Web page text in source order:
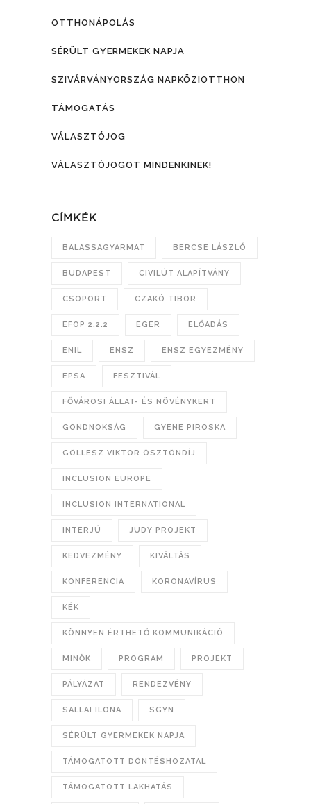
OTTHONÁPOLÁS
SÉRÜLT GYERMEKEK NAPJA
SZIVÁRVÁNYORSZÁG NAPKÖZIOTTHON
TÁMOGATÁS
VÁLASZTÓJOG
VÁLASZTÓJOGOT MINDENKINEK!
CÍMKÉK
BALASSAGYARMAT BERCSE LÁSZLÓ
BUDAPEST CIVILÚT ALAPÍTVÁNY
CSOPORT CZAKÓ TIBOR
EFOP 2.2.2 EGER ELŐADÁS
ENIL ENSZ ENSZ EGYEZMÉNY
EPSA FESZTIVÁL
FŐVÁROSI ÁLLAT- ÉS NÖVÉNYKERT
GONDNOKSÁG GYENE PIROSKA
GÖLLESZ VIKTOR ÖSZTÖNDÍJ
INCLUSION EUROPE
INCLUSION INTERNATIONAL
INTERJÚ JUDY PROJEKT
KEDVEZMÉNY KIVÁLTÁS
KONFERENCIA KORONAVÍRUS
KÉK
KÖNNYEN ÉRTHETŐ KOMMUNIKÁCIÓ
MINŐK PROGRAM PROJEKT
PÁLYÁZAT RENDEZVÉNY
SALLAI ILONA SGYN
SÉRÜLT GYERMEKEK NAPJA
TÁMOGATOTT DÖNTÉSHOZATAL
TÁMOGATOTT LAKHATÁS